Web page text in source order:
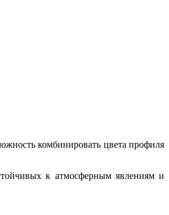
комбинировать цвета профиля
к атмосферным явлениям и